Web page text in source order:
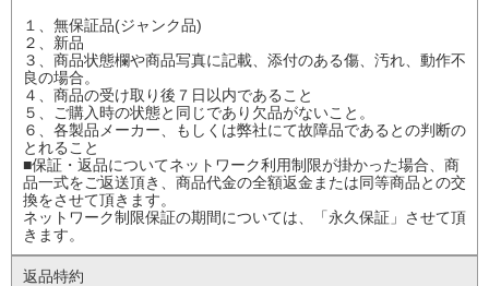
１、無保証品(ジャンク品)
２、新品
３、商品状態欄や商品写真に記載、添付のある傷、汚れ、動作不
良の場合。
４、商品の受け取り後７日以内であること
５、ご購入時の状態と同じであり欠品がないこと。
６、各製品メーカー、もしくは弊社にて故障品であるとの判断の
とれること
■保証・返品についてネットワーク利用制限が掛かった場合、商
品一式をご返送頂き、商品代金の全額返金または同等商品との交
換をさせて頂きます。
ネットワーク制限保証の期間については、「永久保証」させて頂
きます。
返品特約